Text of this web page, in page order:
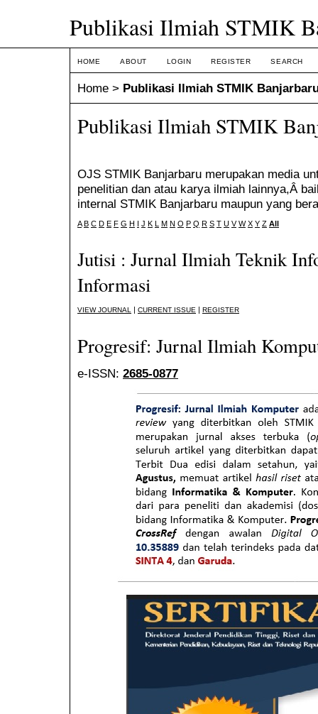
Publikasi Ilmiah STMIK
HOME ABOUT LOGIN REGISTER SEARCH
Home > Publikasi Ilmiah STMIK
Publikasi Ilmiah STMIK
OJS STMIK Banjarbaru merupakan media
penelitian dan atau karya ilmiah lainnya,Â
internal STMIK Banjarbaru maupun yang
A B C D E F G H I J K L M N O P Q R S T U V W X Y Z All
Jutisi : Jurnal Ilmiah Teknik
Informasi
VIEW JOURNAL CURRENT ISSUE REGISTER
Progresif: Jurnal Ilmiah
e-ISSN: 2685-0877